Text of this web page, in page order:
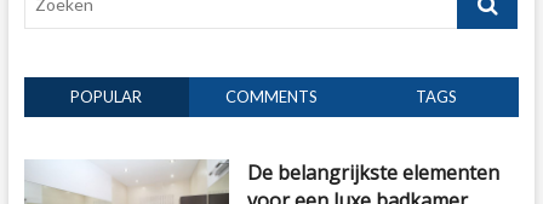
POPULAR COMMENTS TAGS
De belangrijkste elementen